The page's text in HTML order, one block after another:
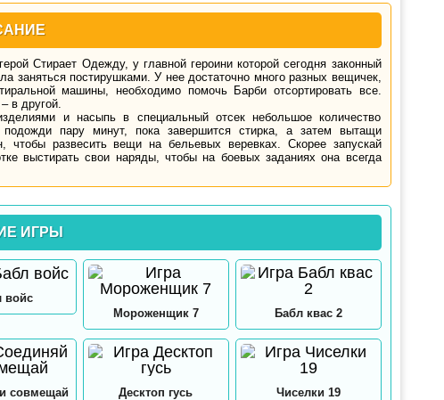
Стирает Одежду, у главной героини которой сегодня законный
заняться постирушками. У нее достаточно много разных вещичек,
машины, необходимо помочь Барби отсортировать все.
в другой.
и насыпь в специальный отсек небольшое количество
пару минут, пока завершится стирка, а затем вытащи
развесить вещи на бельевых веревках. Скорее запускай
выстирать свои наряды, чтобы на боевых заданиях она всегда
ИГРЫ
войс
Мороженщик 7
Бабл квас 2
совмещай
Десктоп гусь Чиселки 19